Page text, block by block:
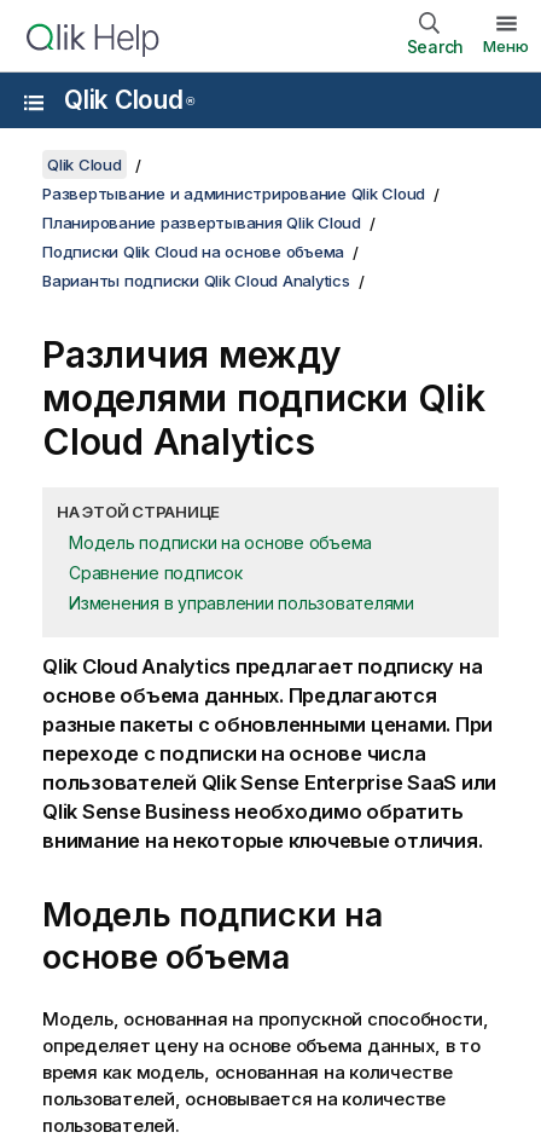
Search Меню
Qlik Cloud ®
Qlik Cloud
Развертывание и администрирование Qlik Cloud
Планирование развертывания Qlik Cloud
Подписки Qlik Cloud на основе объема
Варианты подписки Qlik Cloud Analytics
Различия между
моделями подписки Qlik
Cloud Analytics
НА ЭТОЙ СТРАНИЦЕ
Модель подписки на основе объема
Сравнение подписок
Изменения в управлении пользователями
Qlik Cloud Analytics предлагает подписку на
основе объема данных. Предлагаются
разные пакеты с обновленными ценами. При
переходе с подписки на основе числа
пользователей Qlik Sense Enterprise SaaS или
Qlik Sense Business необходимо обратить
внимание на некоторые ключевые отличия.
Модель подписки на
основе объема
Модель, основанная на пропускной способности,
определяет цену на основе объема данных, в то
время как модель, основанная на количестве
пользователей, основывается на количестве
пользователей.